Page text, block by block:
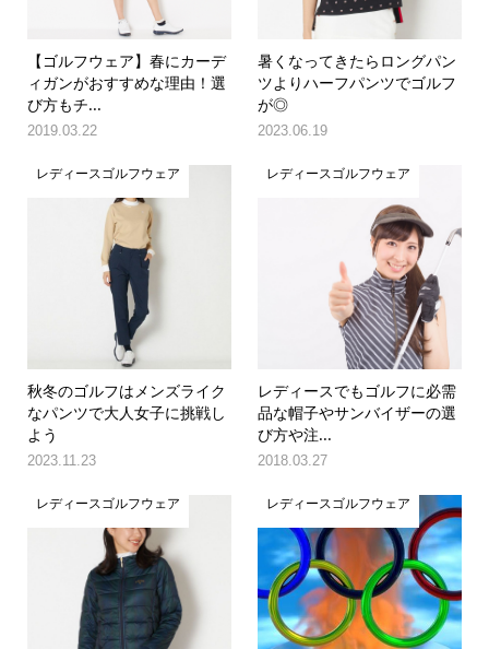
【ゴルフウェア】春にカーデ
ィガンがおすすめな理由！選
び方もチ...
2019.03.22
暑くなってきたらロングパン
ツよりハーフパンツでゴルフ
が◎
2023.06.19
レディースゴルフウェア
秋冬のゴルフはメンズライク
なパンツで大人女子に挑戦し
よう
2023.11.23
レディースゴルフウェア
レディースでもゴルフに必需
品な帽子やサンバイザーの選
び方や注...
2018.03.27
レディースゴルフウェア レディースゴルフウェア